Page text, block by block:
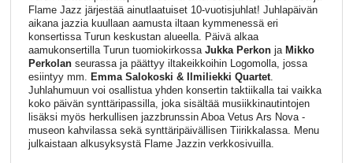
Flame Jazz järjestää ainutlaatuiset 10-vuotisjuhlat! Juhlapäivän
aikana jazzia kuullaan aamusta iltaan kymmenessä eri
konsertissa Turun keskustan alueella. Päivä alkaa
aamukonsertilla Turun tuomiokirkossaJukka Perkonja Mikko
Perkolanseurassa ja päättyy iltakeikkoihin Logomolla, jossa
esiintyy mm. Emma Salokoski & Ilmiliekki Quartet.
Juhlahumuun voi osallistua yhden konsertin taktiikalla tai vaikka
koko päivän synttäripassilla, joka sisältää musiikkinautintojen
lisäksi myös herkullisen jazzbrunssin Aboa Vetus Ars Nova -
museon kahvilassa sekä synttäripäivällisen Tiirikkalassa. Menu
julkaistaan alkusyksystä Flame Jazzin verkkosivuilla.